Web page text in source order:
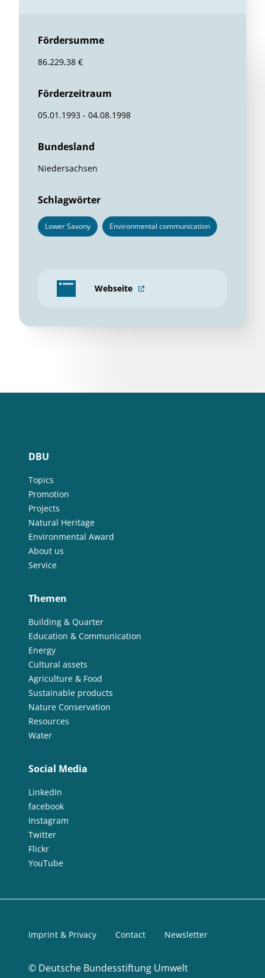
Fördersumme
86.229,38 €
Förderzeitraum
05.01.1993 - 04.08.1998
Bundesland
Niedersachsen
Schlagwörter
Lower Saxony Environmental communication
Webseite
DBU
Topics
Promotion
Projects
Natural Heritage
Environmental Award
About us
Service
Themen
Building & Quarter
Education & Communication
Energy
Cultural assets
Agriculture & Food
Sustainable products
Nature Conservation
Resources
Water
Social Media
LinkedIn
facebook
Instagram
Twitter
Flickr
YouTube
© Deutsche Bundesstiftung Umwelt
Imprint & Privacy Contact Newsletter